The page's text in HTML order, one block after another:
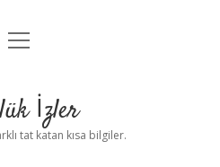
Uyarı
menüyü
İzler
tat katan kısa bilgiler.